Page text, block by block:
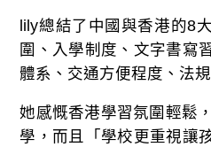
lily總結了中國與香港的8
圍、入學制度、文字書寫
體系、交通方便程度、法
她感慨香港學習氛圍輕鬆
學，而且「學校更重視讓